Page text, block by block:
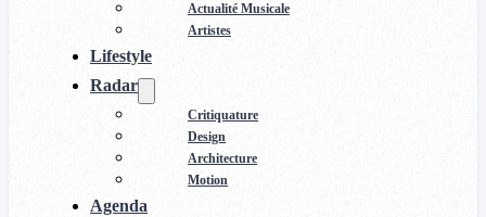
Actualité Musicale
Artistes
Lifestyle
Radar
Critiquature
Design
Architecture
Motion
Agenda